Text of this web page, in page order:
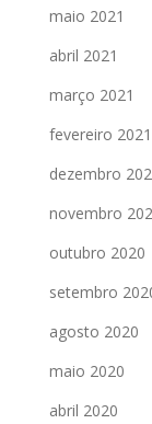
maio 2021
abril 2021
março 2021
fevereiro 2021
dezembro
novembro
outubro 2020
setembro
agosto 2020
maio 2020
abril 2020